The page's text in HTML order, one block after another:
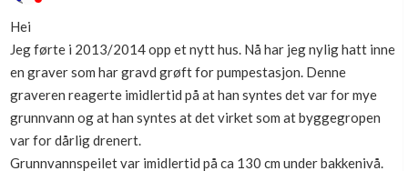
Kom i gang med Boligmappa
Se din bolig? Klikk her
Boligmappa+
Få mer ut av Boligmappa
Nytt
Hei
Jeg førte i 2013/2014 opp et nytt hus. Nå har jeg nylig hatt inne
en graver som har gravd grøft for pumpestasjon. Denne
graveren reagerte imidlertid på at han syntes det var for mye
grunnvann og at han syntes at det virket som at byggegropen
var for dårlig drenert.
Grunnvannspeilet var imidlertid på ca 130 cm under bakkenivå.